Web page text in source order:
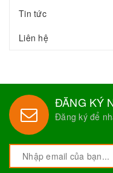
Tin tức
Liên hệ
ĐĂNG KÝ
Đăng ký để